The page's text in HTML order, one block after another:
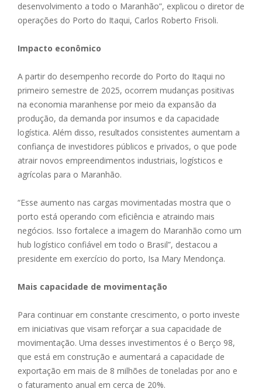
desenvolvimento a todo o Maranhão”, explicou o diretor de
operações do Porto do Itaqui, Carlos Roberto Frisoli.
Impacto econômico
A partir do desempenho recorde do Porto do Itaqui no
primeiro semestre de 2025, ocorrem mudanças positivas
na economia maranhense por meio da expansão da
produção, da demanda por insumos e da capacidade
logística. Além disso, resultados consistentes aumentam a
confiança de investidores públicos e privados, o que pode
atrair novos empreendimentos industriais, logísticos e
agrícolas para o Maranhão.
“Esse aumento nas cargas movimentadas mostra que o
porto está operando com eficiência e atraindo mais
negócios. Isso fortalece a imagem do Maranhão como um
hub logístico confiável em todo o Brasil”, destacou a
presidente em exercício do porto, Isa Mary Mendonça.
Mais capacidade de movimentação
Para continuar em constante crescimento, o porto investe
em iniciativas que visam reforçar a sua capacidade de
movimentação. Uma desses investimentos é o Berço 98,
que está em construção e aumentará a capacidade de
exportação em mais de 8 milhões de toneladas por ano e
o faturamento anual em cerca de 20%.